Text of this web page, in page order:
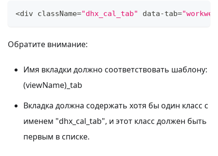
<div className="dhx_cal_tab" data-tab=
Обратите внимание:
Имя вкладки должно соответствовать шаблону:
(viewName)_tab
Вкладка должна содержать хотя бы один класс с
именем "dhx_cal_tab", и этот класс должен быть
первым в списке.